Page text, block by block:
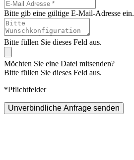
Bitte gib eine gültige E-Mail-Adresse ein.
Bitte füllen Sie dieses Feld aus.
Möchten Sie eine Datei mitsenden?
Bitte füllen Sie dieses Feld aus.
*Pflichtfelder
Unverbindliche Anfrage senden